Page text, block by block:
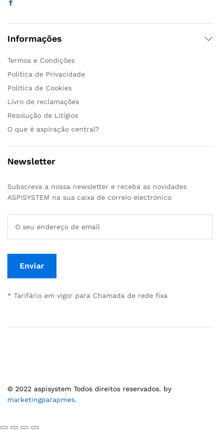
Informações
Termos e Condições
Política de Privacidade
Política de Cookies
Livro de reclamações
Resolução de Litígios
O que é aspiração central?
Newsletter
Subscreva a nossa newsletter e receba as novidades
ASPISYSTEM na sua caixa de correio electrónico
* Tarifário em vigor para Chamada de rede fixa
© 2022 aspisystem Todos direitos reservados. by
marketingparapmes.